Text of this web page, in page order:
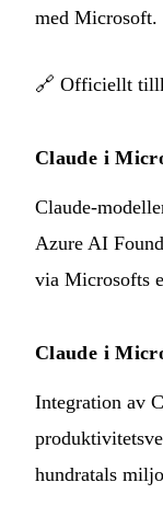
med Microsoft.
🔗 Officiellt
Claude i
Claude-
Azure AI
via Microsofts
Claude i
Integration av
hundratals